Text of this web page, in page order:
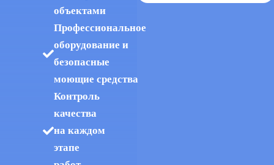
объектами
Профессиональное
оборудование и
безопасные
моющие средства
Контроль
качества
на каждом
этапе